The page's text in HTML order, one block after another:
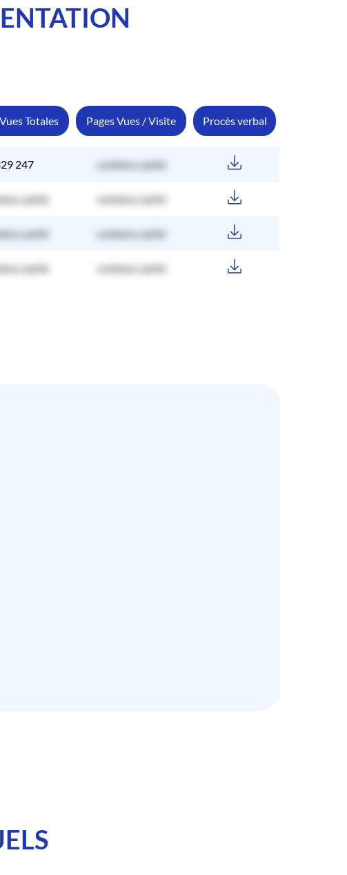
Totales Pages Vues / Visite Procès verbal
247 contenu caché
caché contenu caché
caché contenu caché
caché contenu caché